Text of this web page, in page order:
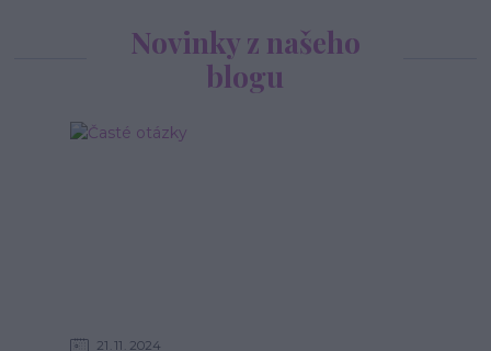
Novinky z našeho
blogu
21 11 2024